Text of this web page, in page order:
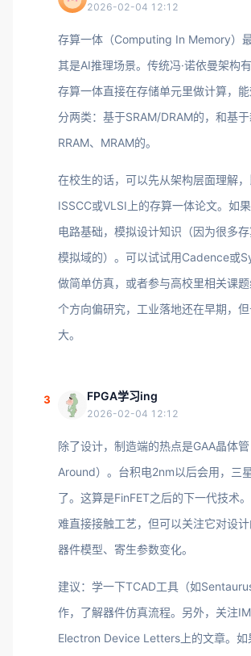
2026-02-04 12:12
存算一体（Computing In Memory）
其是AI推理场景。传统冯·诺依曼架构
存算一体直接在存储单元里做计算，
分两类：基于SRAM/DRAM的，和基
RRAM、MRAM的。
在校生的话，可以先从架构层面理解
ISSCC或VLSI上的存算一体论文。如
电路基础，模拟设计知识（因为很多
模拟域的）。可以试试用Cadence或
做简单仿真，或者参与高校里相关课
个方向偏研究，工业落地还在早期，
大。
3 FPGA学习ing
2026-02-04 12:12
除了设计，制造端的热点是GAA晶体
Around）。台积电2nm以后会用，三
了。这算是FinFET之后的下一代技术
难直接接触工艺，但可以关注它对设
器件模型、寄生参数变化。
建议：学一下TCAD工具（如
作，了解器件仿真流程。另外，关注
Electron Device Letters上的文章。如